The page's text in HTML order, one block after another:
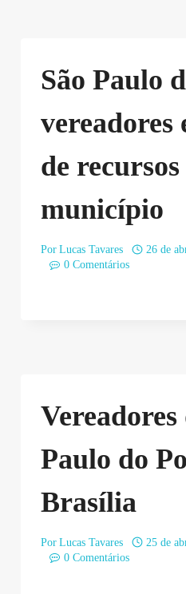
São Paulo
vereadores
de
município
Por Lucas Tavares
26 de
0 Comentários
Vereadores
Paulo do
Brasília
Por Lucas Tavares
25 de
0 Comentários